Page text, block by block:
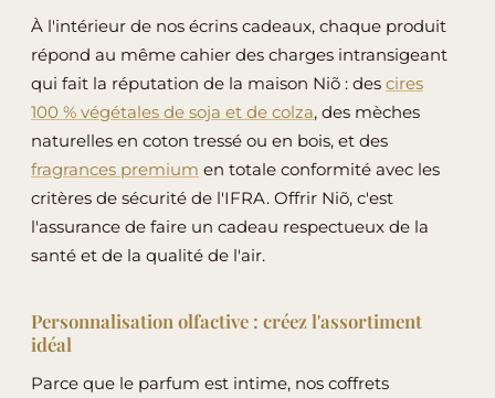
À l'intérieur de nos écrins cadeaux, chaque produit
répond au même cahier des charges intransigeant
qui fait la réputation de la maison Niõ : des cires
100 % végétales de soja et de colza, des mèches
naturelles en coton tressé ou en bois, et des
fragrances premium en totale conformité avec les
critères de sécurité de l'IFRA. Offrir Niõ, c'est
l'assurance de faire un cadeau respectueux de la
santé et de la qualité de l'air.
Personnalisation olfactive : créez l'assortiment
idéal
Parce que le parfum est intime, nos coffrets